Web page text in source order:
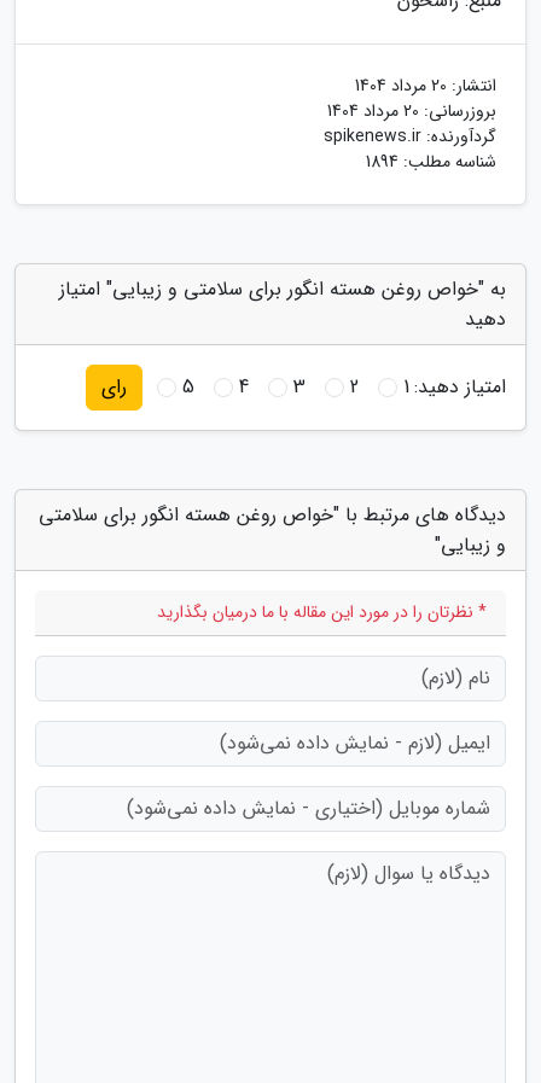
انتشار: 20 مرداد 1404
بروزرسانی: 20 مرداد 1404
گردآورنده: spikenews.ir
شناسه مطلب: 1894
به "خواص روغن هسته انگور برای سلامتی و زیبایی" امتیاز
دهید
امتیاز دهید:1
2
3
4
5 رای
دیدگاه های مرتبط با "خواص روغن هسته انگور برای سلامتی
و زیبایی"
* نظرتان را در مورد این مقاله با ما درمیان بگذارید